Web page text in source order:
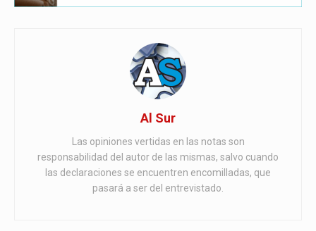
Al Sur
Las opiniones vertidas en las notas son
responsabilidad del autor de las mismas, salvo cuando
las declaraciones se encuentren encomilladas, que
pasará a ser del entrevistado.